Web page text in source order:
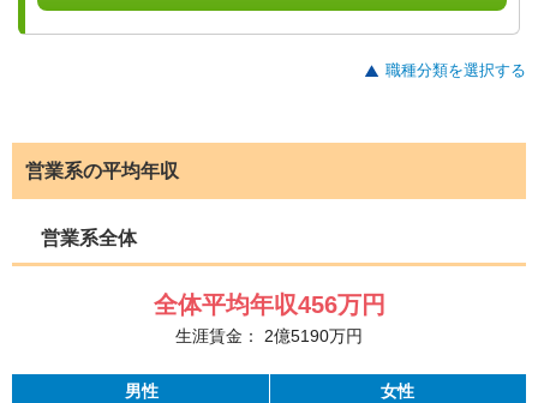
職種分類を選択する
営業系の平均年収
営業系全体
全体平均年収456万円
生涯賃金： 2億5190万円
男性
女性